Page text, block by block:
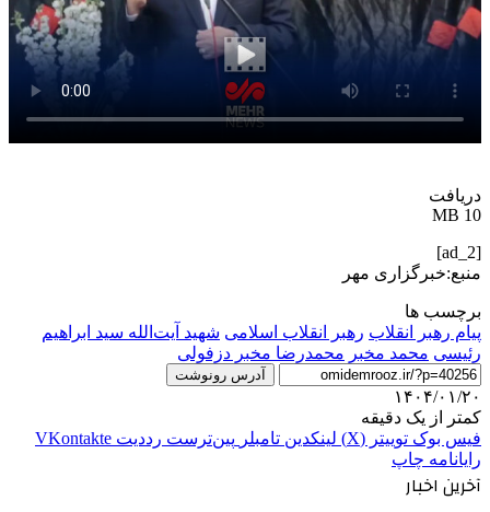
دریافت
10 MB
[ad_2]
منبع:خبرگزاری مهر
برچسب ها
پیام رهبر انقلاب رهبر انقلاب اسلامی شهید آیت‌الله سید ابراهیم
رئیسی محمد مخبر محمدرضا مخبر دزفولی
آدرس رونوشت
۱۴۰۴/۰۱/۲۰
کمتر از یک دقیقه
فیس بوک توییتر (X) لینکدین ‫تامبلر ‫پین‌ترست ‫رددیت ‫VKontakte
رایانامه چاپ
آخرین اخبار